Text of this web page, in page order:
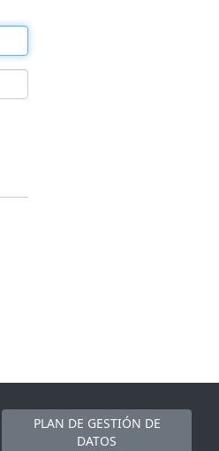
PLAN DE GESTIÓN DE
DATOS